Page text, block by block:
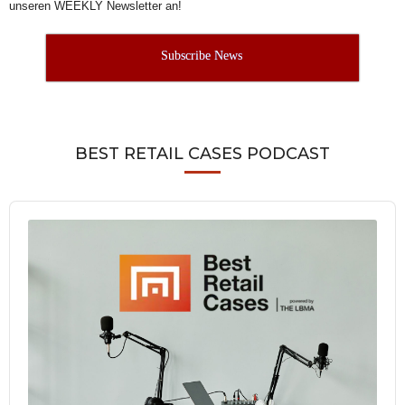
unseren WEEKLY Newsletter an!
Subscribe News
BEST RETAIL CASES PODCAST
Audio
Player